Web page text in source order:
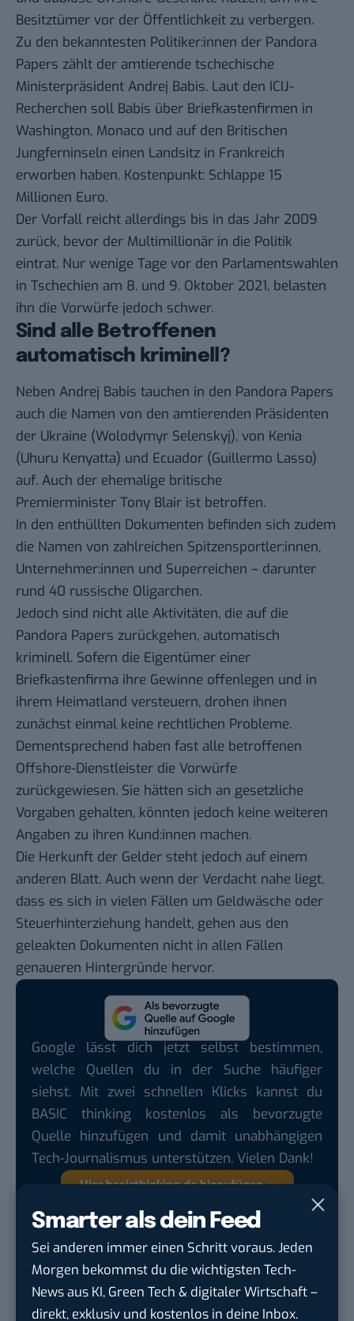
Smarter als dein Feed
Sei anderen immer einen Schritt voraus. Jeden
Morgen bekommst du die wichtigsten Tech-
News aus KI, Green Tech & digitaler Wirtschaft –
direkt, exklusiv und kostenlos in deine Inbox.
Besitztümer vor der Öffentlichkeit zu verbergen.
Zu den bekanntesten Politiker:innen der Pandora
Papers zählt der amtierende tschechische
Ministerpräsident Andrej Babis. Laut den ICIJ-
Recherchen soll Babis über Briefkastenfirmen in
Washington, Monaco und auf den Britischen
Jungferninseln einen Landsitz in Frankreich
erworben haben. Kostenpunkt: Schlappe 15
Millionen Euro.
Der Vorfall reicht allerdings bis in das Jahr 2009
zurück, bevor der Multimillionär in die Politik
eintrat. Nur wenige Tage vor den Parlamentswahlen
in Tschechien am 8. und 9. Oktober 2021, belasten
ihn die Vorwürfe jedoch schwer.
Sind alle Betroffenen
automatisch kriminell?
Neben Andrej Babis tauchen in den Pandora Papers
auch die Namen von den amtierenden Präsidenten
der Ukraine (Wolodymyr Selenskyj), von Kenia
(Uhuru Kenyatta) und Ecuador (Guillermo Lasso)
auf. Auch der ehemalige britische
Premierminister Tony Blair ist betroffen.
In den enthüllten Dokumenten befinden sich zudem
die Namen von zahlreichen Spitzensportler:innen,
Unternehmer:innen und Superreichen – darunter
rund 40 russische Oligarchen.
Jedoch sind nicht alle Aktivitäten, die auf die
Pandora Papers zurückgehen, automatisch
kriminell. Sofern die Eigentümer einer
Briefkastenfirma ihre Gewinne offenlegen und in
ihrem Heimatland versteuern, drohen ihnen
zunächst einmal keine rechtlichen Probleme.
Dementsprechend haben fast alle betroffenen
Offshore-Dienstleister die Vorwürfe
zurückgewiesen. Sie hätten sich an gesetzliche
Vorgaben gehalten, könnten jedoch keine weiteren
Angaben zu ihren Kund:innen machen.
Die Herkunft der Gelder steht jedoch auf einem
anderen Blatt. Auch wenn der Verdacht nahe liegt,
dass es sich in vielen Fällen um Geldwäsche oder
Steuerhinterziehung handelt, gehen aus den
geleakten Dokumenten nicht in allen Fällen
genaueren Hintergründe hervor.
Google lässt dich jetzt selbst bestimmen,
welche Quellen du in der Suche häufiger
siehst. Mit zwei schnellen Klicks kannst du
BASIC thinking kostenlos als bevorzugte
Quelle hinzufügen und damit unabhängigen
Tech-Journalismus unterstützen. Vielen Dank!
Hier basicthinking.de hinzufügen
Auch interessant:
Facebook-Whistleblowerin Frances Haugen tritt
an die Öffentlichkeit
Keine Steuern! Das sind die 8 globalen Hotspots